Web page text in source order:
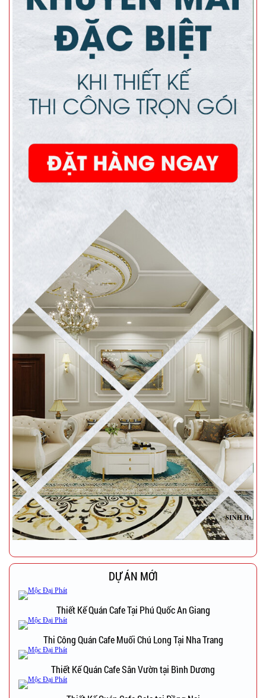
DỰ ÁN MỚI
Thiết Kế Quán Cafe Tại Phú Quốc An Giang
Thi Công Quán Cafe Muối Chú Long Tại Nha Trang
Thiết Kế Quán Cafe Sân Vườn tại Bình Dương